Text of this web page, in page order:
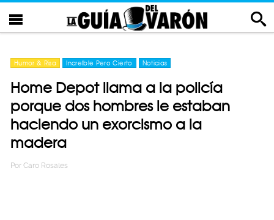
Humor & Risa Increíble Pero Cierto Noticias
Home Depot llama a la policía
porque dos hombres le estaban
haciendo un exorcismo a la
madera
Por Caro Rosales